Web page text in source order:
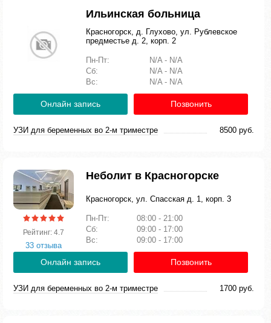
Ильинская больница
Красногорск, д. Глухово, ул. Рублевское
предместье д. 2, корп. 2
Пн-Пт:
N/A - N/A
Сб:
N/A - N/A
Вс:
N/A - N/A
Онлайн запись Позвонить
УЗИ для беременных во 2-м триместре 8500 руб.
Рейтинг: 4.7
33 отзыва
Неболит в Красногорске
Красногорск, ул. Спасская д. 1, корп. 3
Пн-Пт:
08:00 - 21:00
Сб:
09:00 - 17:00
Вс:
09:00 - 17:00
Онлайн запись Позвонить
УЗИ для беременных во 2-м триместре 1700 руб.